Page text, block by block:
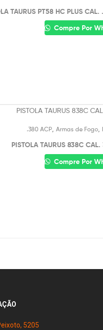
TAURUS PT58 HC PLUS
Compre Por
.380 ACP Armas de Fogo
PISTOLA TAURUS 838C
Compre Por
5205